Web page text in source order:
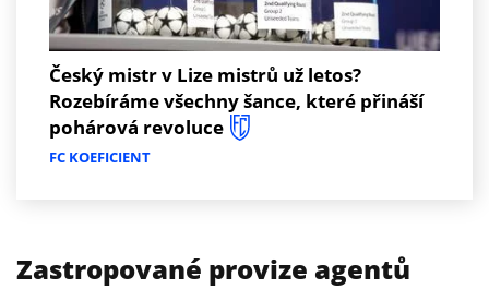
Český mistr v Lize mistrů už letos?
Rozebíráme všechny šance, které přináší
pohárová revoluce
FC KOEFICIENT
Zastropované provize agentů